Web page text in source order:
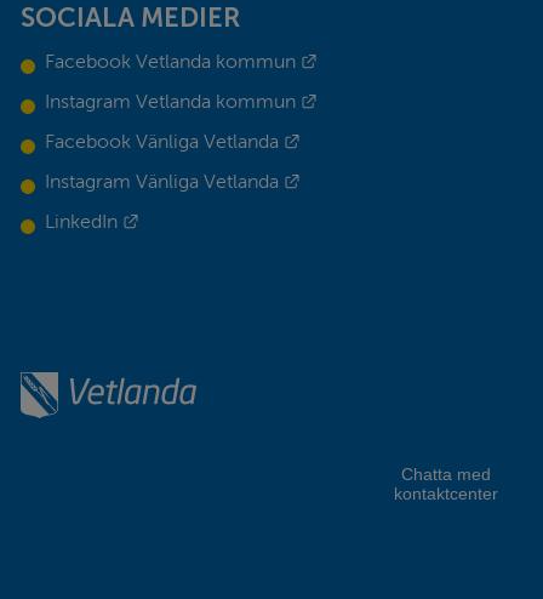
SOCIALA MEDIER
Facebook Vetlanda kommun
Instagram Vetlanda kommun
Facebook Vänliga Vetlanda
Instagram Vänliga Vetlanda
LinkedIn